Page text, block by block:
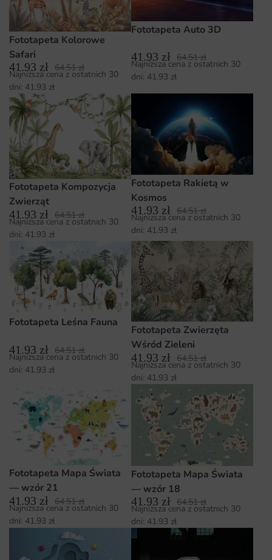
Fototapeta Kolorowe
Safari
41.93 zł 64.51zł
Najniższa cena z ostatnich 30
dni: 41.93 zł
Fototapeta Auto 3D
41.93 zł 64.51zł
Najniższa cena z ostatnich 30
dni: 41.93 zł
Fototapeta Kompozycja
Zwierząt
41.93 zł 64.51zł
Najniższa cena z ostatnich 30
dni: 41.93 zł
Fototapeta Rakietą w
Kosmos
41.93 zł 64.51zł
Najniższa cena z ostatnich 30
dni: 41.93 zł
Fototapeta Leśna Fauna
41.93 zł 64.51zł
Najniższa cena z ostatnich 30
dni: 41.93 zł
Fototapeta Zwierzęta
Wśród Zieleni
41.93 zł 64.51zł
Najniższa cena z ostatnich 30
dni: 41.93 zł
Fototapeta Mapa Świata
— wzór 21
41.93 zł 64.51zł
Najniższa cena z ostatnich 30
dni: 41.93 zł
Fototapeta Mapa Świata
— wzór 18
41.93 zł 64.51zł
Najniższa cena z ostatnich 30
dni: 41.93 zł